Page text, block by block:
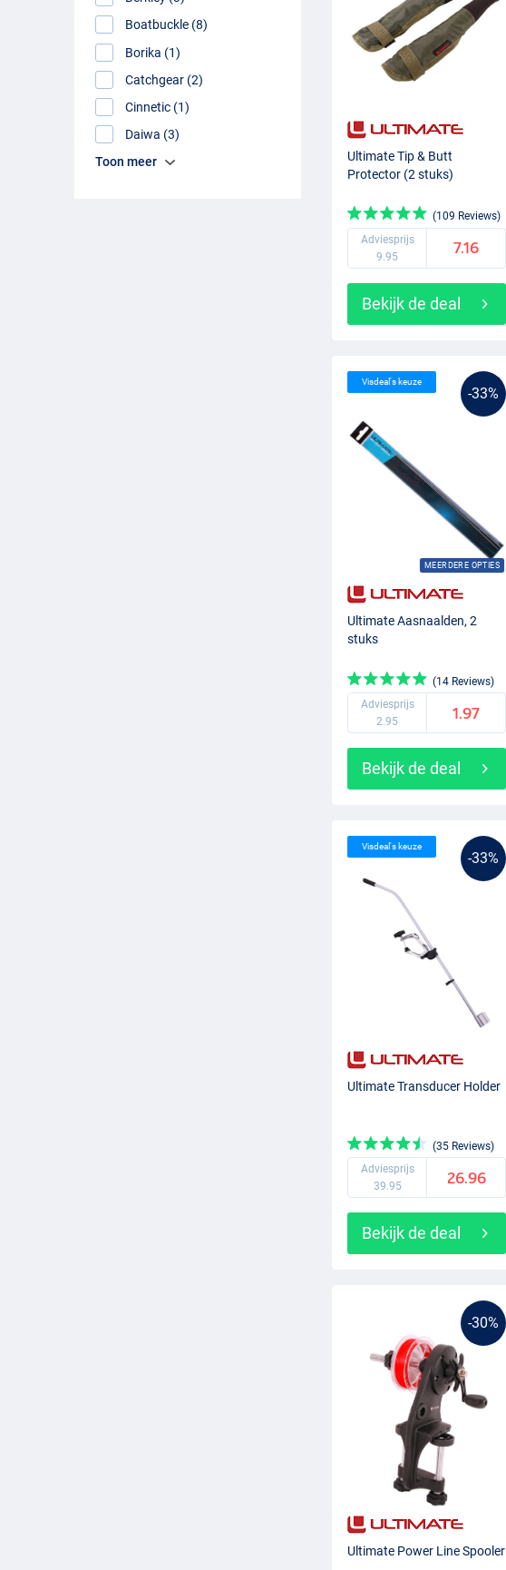
Boatbuckle (8)
Borika (1)
Catchgear (2)
Cinnetic (1)
Daiwa (3)
Toon meer
Ultimate Tip & Butt
Protector (2 stuks)
(109 Reviews)
Adviesprijs
9.95
7.16
Bekijk de deal
-33%
MEERDERE OPTIES
Visdeal's keuze
Ultimate Aasnaalden, 2
stuks
(14 Reviews)
Adviesprijs
2.95
1.97
Bekijk de deal
-33%
Visdeal's keuze
Ultimate Transducer Holder
(35 Reviews)
Adviesprijs
39.95
26.96
Bekijk de deal
-30%
Ultimate Power Line Spooler